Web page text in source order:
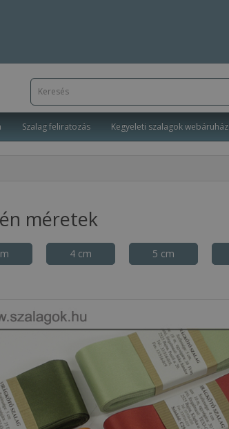
Szalag feliratozás Kegyeleti szalagok webáruház
méretek
4 cm 5 cm